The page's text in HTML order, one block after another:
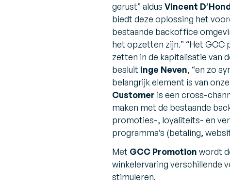
gerust” aldus Vincent
biedt deze oplossing het
bestaande backoffice
het opzetten zijn.” “Het GCC
zetten in de kapitalisatie van
besluit Inge Neven, “en zo
belangrijk element is van
Customer is een cross-
maken met de bestaande
promoties-, loyaliteits- en
programma’s (betaling,
Met GCC Promotion wordt
winkelervaring verschillende
stimuleren.